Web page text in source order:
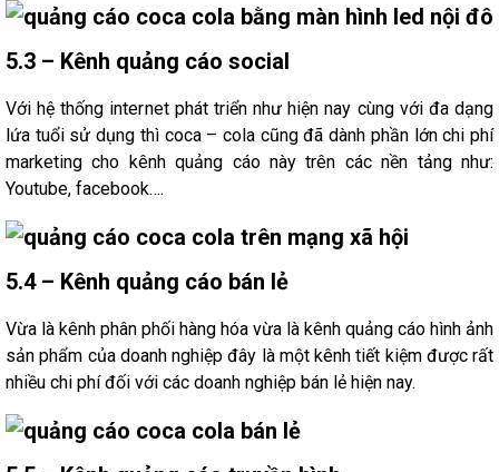
5.3 – Kênh quảng cáo social
Với hệ thống internet phát triển như hiện nay cùng với đa dạng
lứa tuổi sử dụng thì coca – cola cũng đã dành phần lớn chi phí
marketing cho kênh quảng cáo này trên các nền tảng như:
Youtube, facebook….
5.4 – Kênh quảng cáo bán lẻ
Vừa là kênh phân phối hàng hóa vừa là kênh quảng cáo hình ảnh
sản phẩm của doanh nghiệp đây là một kênh tiết kiệm được rất
nhiều chi phí đối với các doanh nghiệp bán lẻ hiện nay.